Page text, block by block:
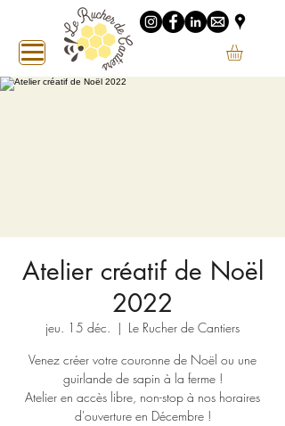
Atelier créatif de Noël
2022
jeu. 15 déc.
  |
Le Rucher de Cantiers
Venez créer votre couronne de Noël ou une
guirlande de sapin à la ferme !
Atelier en accès libre, non-stop à nos horaires
d'ouverture en Décembre !